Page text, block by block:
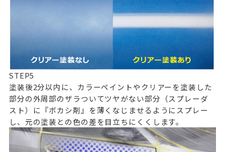
STEP5
塗装後2分以内に、カラーペイントやクリアーを塗装した
部分の外周部のザラついてツヤがない部分（スプレーダ
スト）に『ボカシ剤』を薄くなじませるようにスプレー
し、元の塗装との色の差を目立ちにくくします。